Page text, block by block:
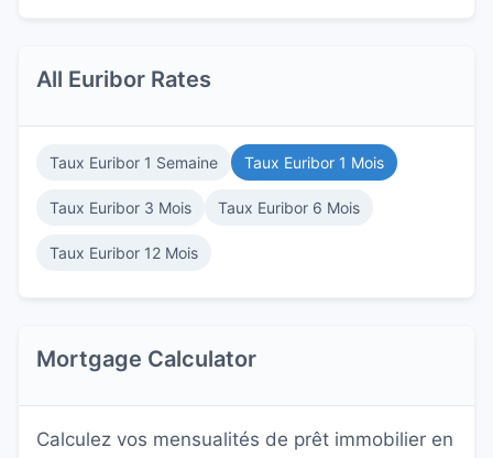
All Euribor Rates
Taux Euribor 1 Semaine Taux Euribor 1 Mois
Taux Euribor 3 Mois Taux Euribor 6 Mois
Taux Euribor 12 Mois
Mortgage Calculator
Calculez vos mensualités de prêt immobilier en